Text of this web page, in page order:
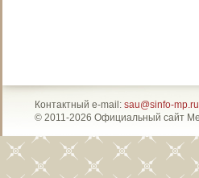
Контактный e-mail: sau@sinfo-mp.ru
© 2011-2026 Официальный сайт